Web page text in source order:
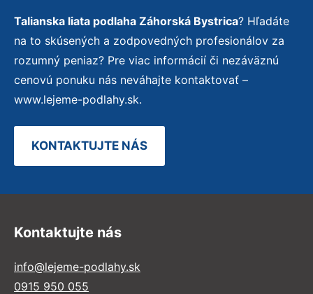
Talianska liata podlaha Záhorská Bystrica? Hľadáte
na to skúsených a zodpovedných profesionálov za
rozumný peniaz? Pre viac informácií či nezáväznú
cenovú ponuku nás neváhajte kontaktovať –
www.lejeme-podlahy.sk.
KONTAKTUJTE NÁS
Kontaktujte nás
info@lejeme-podlahy.sk
0915 950 055